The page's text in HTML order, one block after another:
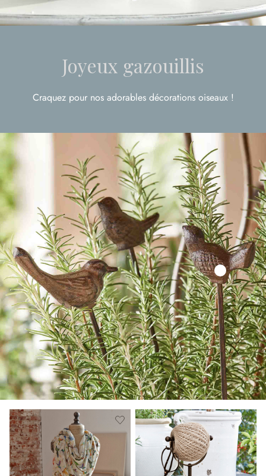
Joyeux gazouillis
Craquez pour nos adorables décorations oiseaux !